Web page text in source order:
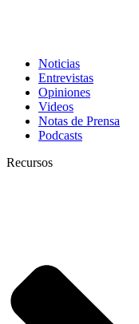
Noticias
Entrevistas
Opiniones
Videos
Notas de Prensa
Podcasts
Recursos